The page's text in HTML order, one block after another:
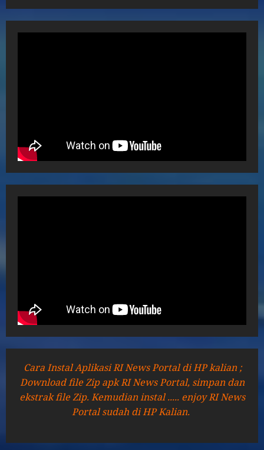
Cara Instal Aplikasi RI News Portal di HP kalian ;
Download file Zip apk RI News Portal, simpan dan
ekstrak file Zip. Kemudian instal ..... enjoy RI News
Portal sudah di HP Kalian.